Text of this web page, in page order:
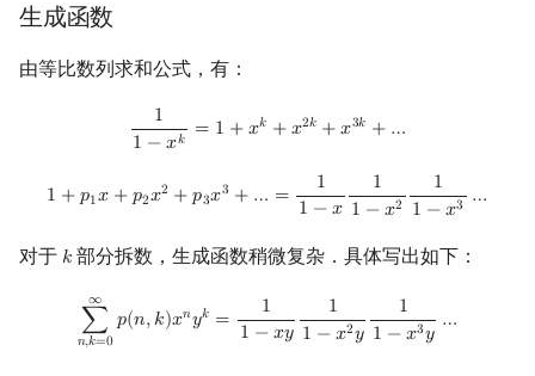
生成函数
由等比数列求和公式，有：
1
1 −𝑥𝑘 = 1 +𝑥𝑘 +𝑥2𝑘 +𝑥3𝑘 + …
k= 1 k+ x +x 3k …
1 +𝑝1𝑥 +𝑝2𝑥2 +𝑝3𝑥3 + … =
1
1 −𝑥
1
1 −𝑥2
1
1 −𝑥3 …
+ +p 2 p3 x x1 11
对于 𝑘
k 部分拆数，生成函数稍微复杂．具体写出如下：
∞
∑
𝑛,𝑘=0
𝑝(𝑛,𝑘)𝑥𝑛𝑦𝑘 =
1
1 −𝑥𝑦
1
1 −𝑥2𝑦
1
1 −𝑥3𝑦 …
∑ k ∞ ,k = 1− x3